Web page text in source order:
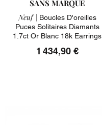
SANS MARQUE
Neuf | Boucles D'oreilles
Puces Solitaires Diamants
1.7ct Or Blanc 18k Earrings
1 434,90 €